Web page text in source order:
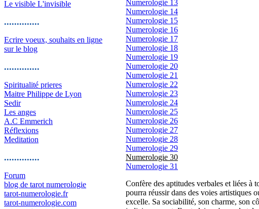
Le visible L'invisible
..............
Ecrire voeux, souhaits en ligne
sur le blog
..............
Spiritualité prieres
Maitre Philippe de Lyon
Sedir
Les anges
A.C Emmerich
Réflexions
Meditation
..............
Forum
blog de tarot numerologie
tarot-numerologie.fr
tarot-numerologie.com
Numerologie 13
Numerologie 14
Numerologie 15
Numerologie 16
Numerologie 17
Numerologie 18
Numerologie 19
Numerologie 20
Numerologie 21
Numerologie 22
Numerologie 23
Numerologie 24
Numerologie 25
Numerologie 26
Numerologie 27
Numerologie 28
Numerologie 29
Numerologie 30
Numerologie 31
Confère des aptitudes verbales et liées à
pourra réussir dans des voies artistiques
excelle. Sa sociabilité, son charme, son